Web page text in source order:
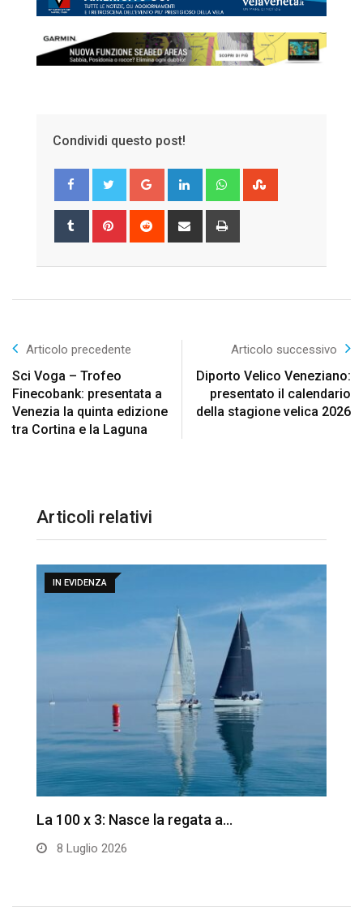
Condividi questo post!
Google+ LinkedIn Whatsapp
Tumblr Pinterest Reddit
Share
Articolo precedente
Sci Voga – Trofeo
Finecobank: presentata a
Venezia la quinta edizione
tra Cortina e la Laguna
Articolo successivo
Diporto Velico Veneziano:
presentato il calendario
della stagione velica 2026
Articoli relativi
IN EVIDENZA
La 100 x 3: Nasce la regata a…
8 Luglio 2026